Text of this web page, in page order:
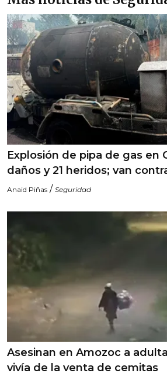
Explosión de pipa de gas en
daños y 21 heridos; van
Anaid Piñas / Seguridad
Asesinan en Amozoc a
vivía de la venta de cemitas